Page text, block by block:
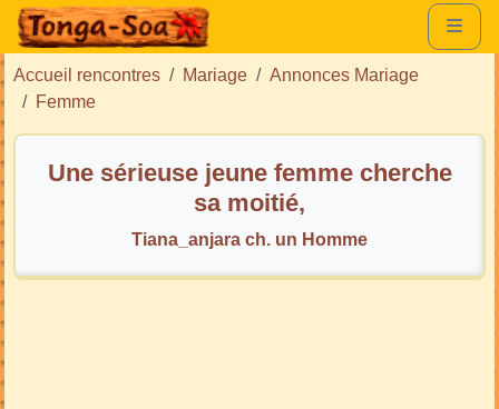
Accueil rencontres Mariage
Annonces Mariage
Femme
Une sérieuse jeune femme cherche
sa moitié,
Tiana_anjara ch. un Homme